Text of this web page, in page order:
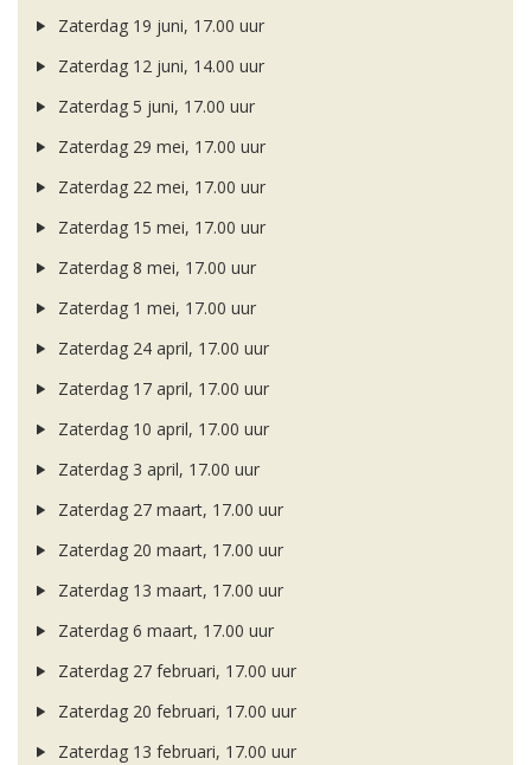
Zaterdag 19 juni, 17.00 uur
Zaterdag 12 juni, 14.00 uur
Zaterdag 5 juni, 17.00 uur
Zaterdag 29 mei, 17.00 uur
Zaterdag 22 mei, 17.00 uur
Zaterdag 15 mei, 17.00 uur
Zaterdag 8 mei, 17.00 uur
Zaterdag 1 mei, 17.00 uur
Zaterdag 24 april, 17.00 uur
Zaterdag 17 april, 17.00 uur
Zaterdag 10 april, 17.00 uur
Zaterdag 3 april, 17.00 uur
Zaterdag 27 maart, 17.00 uur
Zaterdag 20 maart, 17.00 uur
Zaterdag 13 maart, 17.00 uur
Zaterdag 6 maart, 17.00 uur
Zaterdag 27 februari, 17.00 uur
Zaterdag 20 februari, 17.00 uur
Zaterdag 13 februari, 17.00 uur